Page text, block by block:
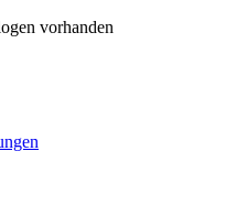
vorhanden